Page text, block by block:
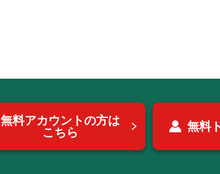
無料アカウントの方は
こちら
無料